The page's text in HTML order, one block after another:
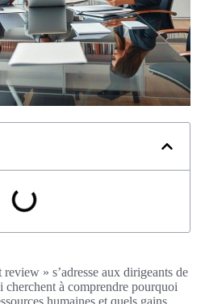
» s’adresse aux dirigeants de
à comprendre pourquoi